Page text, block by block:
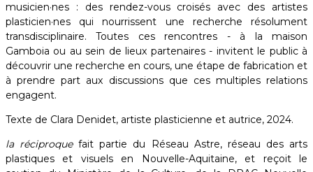
musicien·nes : des rendez-vous croisés avec des artistes
plasticien·nes qui nourrissent une recherche résolument
transdisciplinaire. Toutes ces rencontres - à la maison
Gamboia ou au sein de lieux partenaires - invitent le public à
découvrir une recherche en cours, une étape de fabrication et
à prendre part aux discussions que ces multiples relations
engagent. ​
Texte de Clara Denidet, artiste plasticienne et autrice, 2024.
la réciproquefait partie du Réseau Astre, réseau des arts
plastiques et visuels en Nouvelle-Aquitaine, et reçoit le